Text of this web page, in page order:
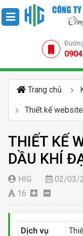
Trang chủ
Thiết kế
THIẾT KẾ
DẦU KHÍ
HIG 02/03/
16
Dịch vụ